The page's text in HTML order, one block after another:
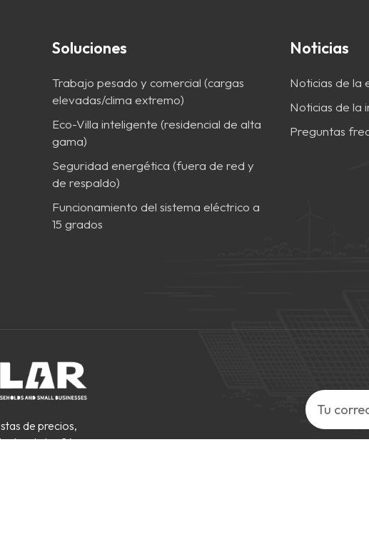
Soluciones
Trabajo pesado y comercial (cargas
elevadas/clima extremo)
Eco-Villa inteligente (residencial de alta
gama)
Seguridad energética (fuera de red y
de respaldo)
Funcionamiento del sistema eléctrico a
15 grados
Noticias
Noticias de la
Noticias de la
Preguntas
de precios,
de las 24